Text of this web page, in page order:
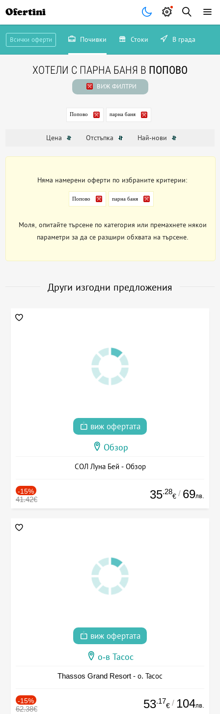
Ofertini
Всички оферти Почивки Стоки В града
ХОТЕЛИ С ПАРНА БАНЯ В ПОПОВО
ВИЖ ФИЛТРИ
Попово парна баня
Цена Отстъпка Най-нови
Няма намерени оферти по избраните критерии:
Попово парна баня
Моля, опитайте търсене по категория или премахнете някои
параметри за да се разшири обхвата на търсене.
Други изгодни предложения
виж офертата
Обзор
СОЛ Луна Бей - Обзор
-15%
41.42€ 35.28
€ / 69лв.
виж офертата
о-в Тасос
Thassos Grand Resort - о. Тасос
-15%
62.38€ 53.17
€ / 104лв.